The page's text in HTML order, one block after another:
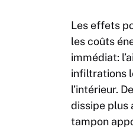
Les effets
les coûts
immédiat:
infiltrations
l’intérieur.
dissipe plus
tampon